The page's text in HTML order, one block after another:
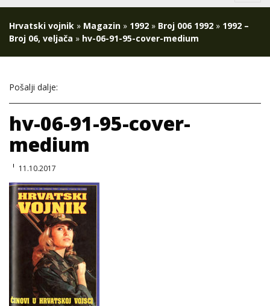
Hrvatski vojnik » Magazin » 1992 » Broj 006 1992 » 1992 –
Broj 06, veljača » hv-06-91-95-cover-medium
Pošalji dalje:
hv-06-91-95-cover-
medium
11.10.2017